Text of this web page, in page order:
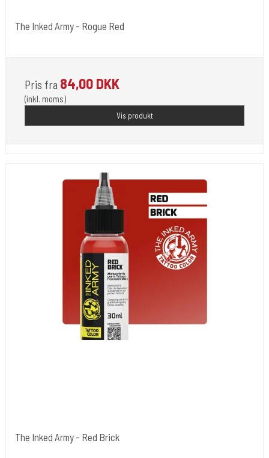
The Inked Army - Rogue Red
Pris fra 84,00 DKK
(inkl. moms)
Vis produkt
The Inked Army - Red Brick